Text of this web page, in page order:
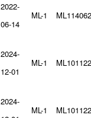
2022-
06-14
ML-1
2024-
12-01
ML-1
2024-
ML-1